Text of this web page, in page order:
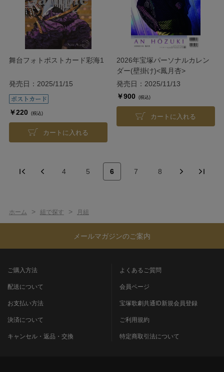
舞台フォトポストカード彩海1
発売日：2025/11/15
￥220 (税込)
カートに入れる
2026年宝塚パーソナルカレン
ダー(壁掛け)<鳳月杏>
発売日：2025/11/13
￥900
(税込)
カートに入れる
4 5 6 7 8
ホーム > 組で探す > 月組
メールマガジンのご案内
ご購入方法
配送について
お支払い方法
決済について
キャンセル・返品・交換
よくあるご質問
会員ページ
宝塚歌劇共通ID新規会員登録
ご利用規約
特定商取引法について